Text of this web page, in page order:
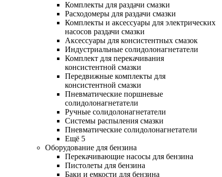
Комплекты для раздачи смазки
Расходомеры для раздачи смазки
Комплекты и аксессуары для электрических
насосов раздачи смазки
Аксессуары для консистентных смазок
Индустриальные солидолонагнетатели
Комплект для перекачивания
консистентной смазки
Передвижные комплекты для
консистентной смазки
Пневматические поршневые
солидолонагнетатели
Ручные солидолонагнетатели
Системы распыления смазки
Пневматические солидолонагнетатели
Ещё 5
Оборудование для бензина
Перекачивающие насосы для бензина
Пистолеты для бензина
Баки и емкости для бензина